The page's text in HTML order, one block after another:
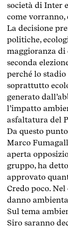
società di Inter
come
La decisione
politiche,
maggioranza di
seconda
perché lo stadio
soprattutto
generato
l’impatto
asfaltatura del
Da questo
Marco
aperta
gruppo, ha
approvato
Credo poco.
danno
Sul tema
Siro saranno